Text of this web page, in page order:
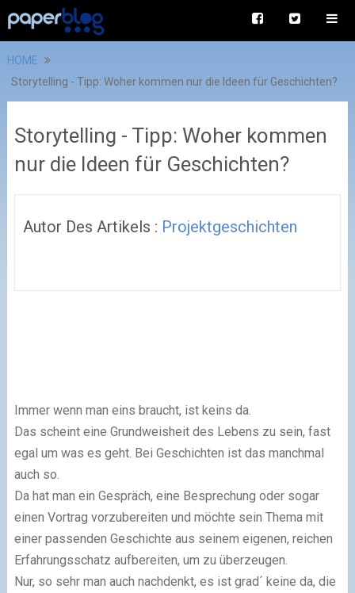
HOME
Storytelling - Tipp: Woher kommen nur die Ideen für Geschichten?
Storytelling - Tipp: Woher kommen
nur die Ideen für Geschichten?
Autor Des Artikels : Projektgeschichten
Immer wenn man eins braucht, ist keins da.
Das scheint eine Grundweisheit des Lebens zu sein, fast
egal um was es geht. Bei Geschichten ist das manchmal
auch so.
Da hat man ein Gespräch, eine Besprechung oder sogar
einen Vortrag vorzubereiten und möchte sein Thema mit
einer passenden Geschichte aus seinem eigenen, reichen
Erfahrungsschatz aufbereiten, um zu überzeugen.
Nur, so sehr man auch nachdenkt, es ist grad´ keine da, die